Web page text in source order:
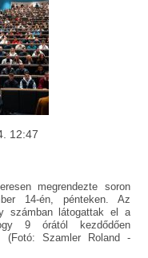
12:47
megrendezte soron
14-én, pénteken. Az
számban látogattak el a
9 órától kezdődően
(Fotó: Szamler Roland -